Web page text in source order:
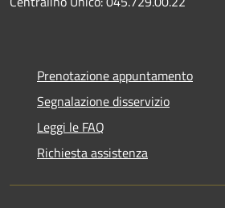
Prenotazione appuntamento
Segnalazione disservizio
Leggi le FAQ
Richiesta assistenza